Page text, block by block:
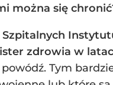
można się
Szpitalnych
zdrowia w
Tym